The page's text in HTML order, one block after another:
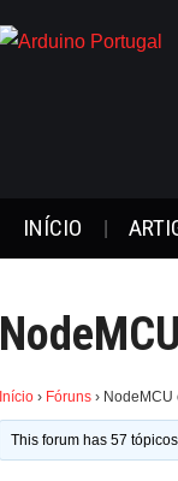
INÍCIO
Início › Fóruns › NodeMCU
This forum has 57